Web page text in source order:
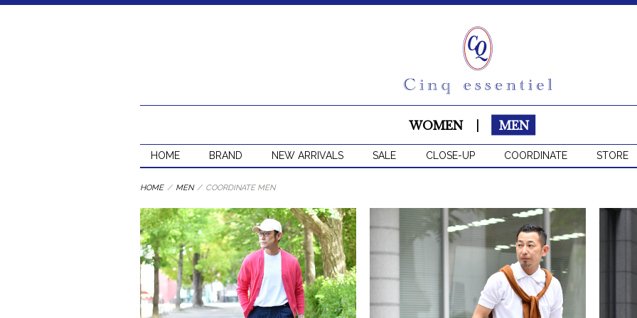
WOMEN MEN
HOME BRAND NEW ARRIVALS SALE CLOSE-UP COORDINATE STORE
HOME / MEN / COORDINATE MEN